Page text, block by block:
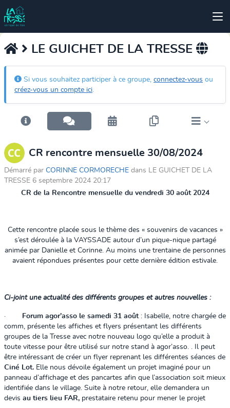
LE GUICHET DE LA TRESSE
Si vous souhaitez participer à ce groupe, connectez-vous ou
créez-vous un compte ici.
CR rencontre mensuelle 30/08/2024
Démarré par CORINNE CORMORECHE dans LE GUICHET DE LA
TRESSE 6 septembre 2024 20:17
CR de la Rencontre mensuelle du vendredi 30 août 2024
Cette rencontre placée sous le thème des « souvenirs de vacances »
s’est déroulée à la VAYSSADE autour d’un pique-nique partagé
animée par Danielle et Corinne. Au moins une trentaine de personnes
avaient répondues présentes pour cette dernière édition estivale.
Ci-joint une actualité des différents groupes et autres nouvelles :
· Forum agor’asso le samedi 31 août: Isabelle, notre chargée de
comm, présente les affiches et flyers présentant les différents
groupes de la Tresse avec notre nouveau logo qu’elle a produit à
toute vitesse pour être utilisé sur notre stand à agor’asso. . Il peut
être intéressant de créer un flyer reprenant les différentes séances de
Ciné Lot. Elle nous dévoile également un projet imaginé pour un
panneau d’affichage et des pancartes afin que l’association soit mieux
identifiée dans le village. Suite à notre retour, elle demandera un
devis au tiers lieu FAR, prestataire retenu pour mener le projet